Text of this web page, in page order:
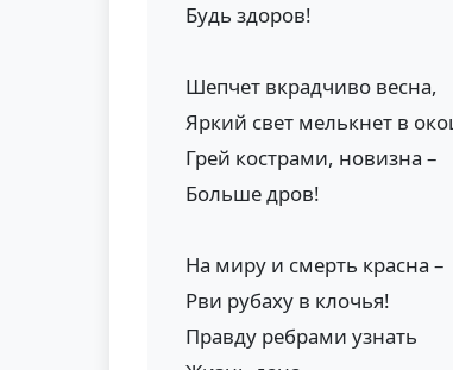
Будь здоров!
Шепчет вкрадчиво весна,
Яркий свет мелькнет в
Грей кострами, новизна –
Больше дров!
На миру и смерть красна –
Рви рубаху в клочья!
Правду ребрами узнать